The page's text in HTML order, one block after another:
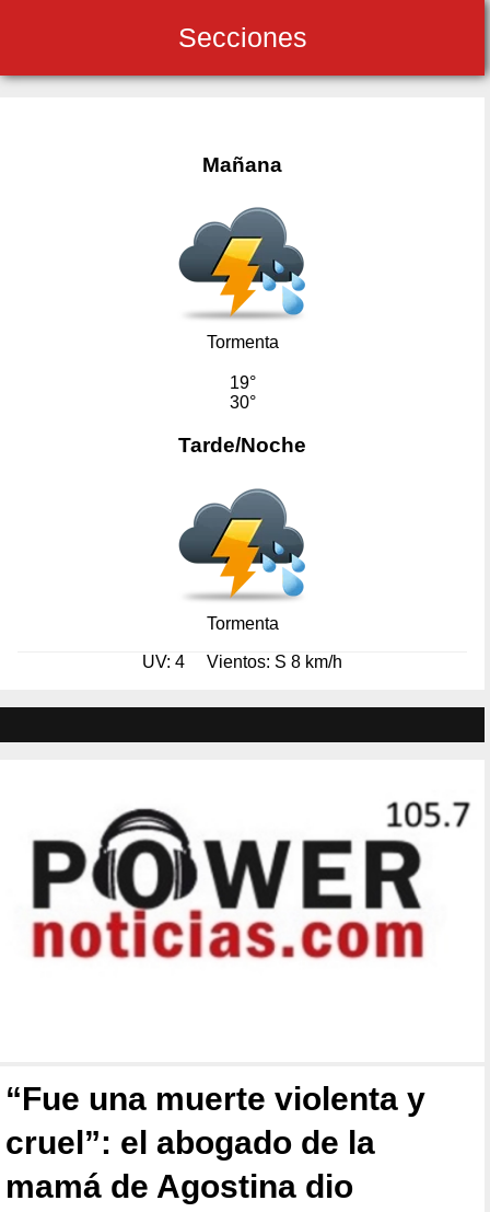
Secciones
Mañana
Tormenta
19°
30°
Tarde/Noche
Tormenta
UV: 4 Vientos: S 8 km/h
“Fue una muerte violenta y
cruel”: el abogado de la
mamá de Agostina dio